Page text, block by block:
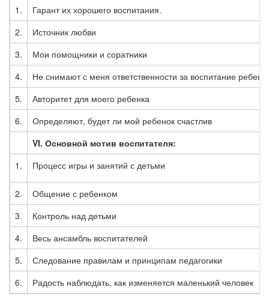
1.
Гарант их хорошего воспитания.
2.
Источник любви
3.
Мои помощники и соратники
4.
Не снимают с меня ответственности за воспитание
5.
Авторитет для моего ребенка
6.
Определяют, будет ли мой ребенок счастлив
VI. Основной мотив воспитателя:
1.
Процесс игры и занятий с детьми
2.
Общение с ребенком
3.
Контроль над детьми
4.
Весь ансамбль воспитателей
5.
Следование правилам и принципам педагогики
6.
Радость наблюдать, как изменяется маленький человек